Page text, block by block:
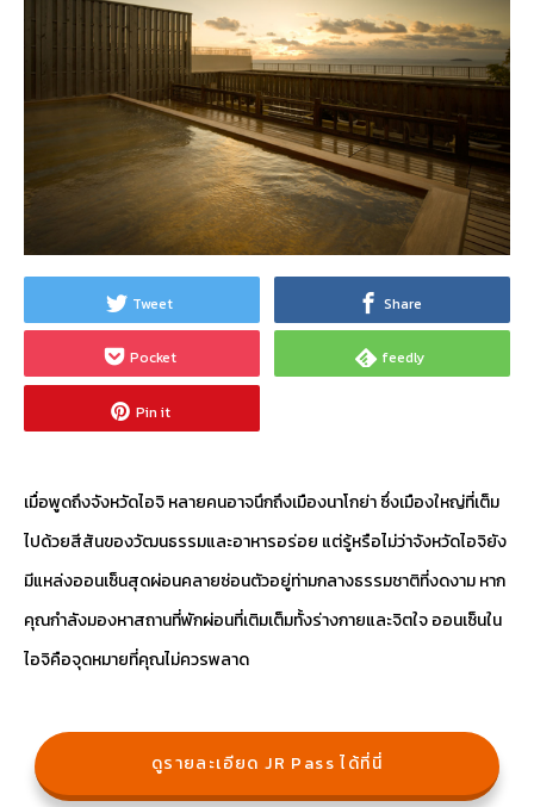
Tweet Share
Pocket feedly
Pin it
เมื่อพูดถึงจังหวัดไอจิ หลายคนอาจนึกถึงเมืองนาโกย่า ซึ่งเมืองใหญ่ที่เต็ม
ไปด้วยสีสันของวัฒนธรรมและอาหารอร่อย แต่รู้หรือไม่ว่าจังหวัดไอจิยัง
มีแหล่งออนเซ็นสุดผ่อนคลายซ่อนตัวอยู่ท่ามกลางธรรมชาติที่งดงาม หาก
คุณกำลังมองหาสถานที่พักผ่อนที่เติมเต็มทั้งร่างกายและจิตใจ ออนเซ็นใน
ไอจิคือจุดหมายที่คุณไม่ควรพลาด
ดูรายละเอียด JR Pass ได้ที่นี่